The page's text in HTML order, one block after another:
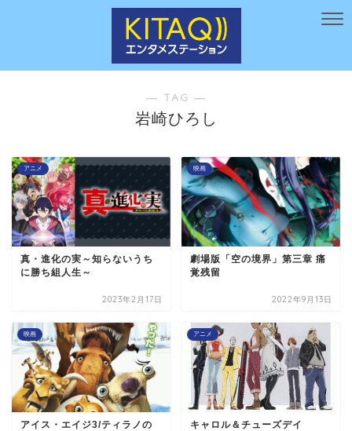
― TAG ―
岩崎ひろし
アニメ
真・進化の実～知らないうち
に勝ち組人生～
2023年2月17日
映画
劇場版「空の境界」第三章 痛
覚残留
2022年9月13日
映画
アイス・エイジ3/ティラノの
アニメ
キャロル＆チューズデイ